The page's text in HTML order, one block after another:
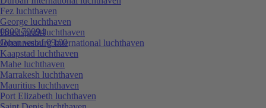
0800 70094
Open vanaf 09:00
Fez luchthaven
George luchthaven
Hoedspruit luchthaven
Johannesburg International luchthaven
Kaapstad luchthaven
Mahe luchthaven
Marrakesh luchthaven
Mauritius luchthaven
Port Elizabeth luchthaven